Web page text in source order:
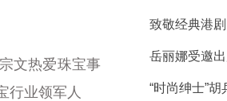
文热爱珠宝事
行业领军人
岳丽娜受邀
“时尚绅士”